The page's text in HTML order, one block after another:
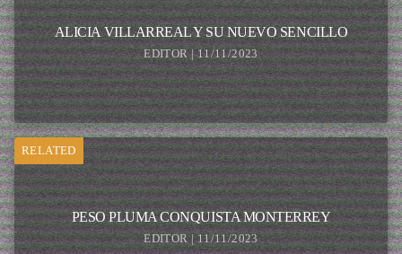
ALICIA VILLARREAL Y SU NUEVO SENCILLO
EDITOR | 11/11/2023
RELATED
PESO PLUMA CONQUISTA MONTERREY
EDITOR | 11/11/2023